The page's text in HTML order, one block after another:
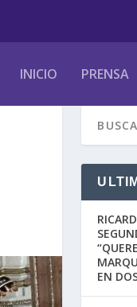
INICIO PRENSA
EN